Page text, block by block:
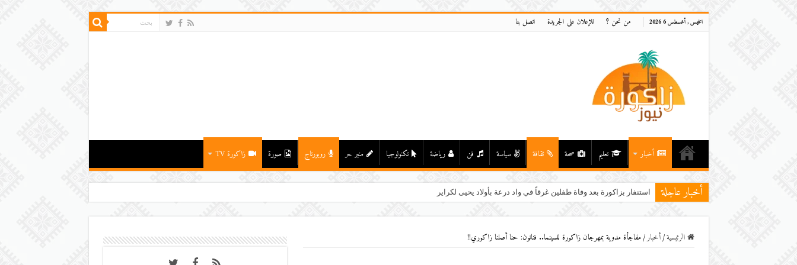
الخميس , أغسطس 6 2026 من نحن ؟ للإعلان على الجريدة اتصل بنا
أخبار تعليم صحة ثقافة سياسة فن رياضة تكنولوجيا منبر حر روبورتاج صورة زاكورة TV
أخبار عاجلة استنفار بزاكورة بعد وفاة طفلين غرقاً في واد درعة بأولاد يحيى لكراير
الرئيسية/أخبار/مفاجأة مدوية بمهرجان زاكورة للسينما.. فنانون: حنا أصلنا زاكوري!!